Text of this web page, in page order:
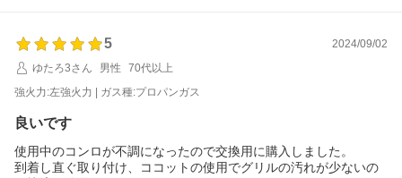
5
2024/09/02
ゆたろ3さん
男性
70代以上
強火力:左強火力 | ガス種:プロパンガス
良いです
使用中のコンロが不調になったので交換用に購入しました。
到着し直ぐ取り付け、ココットの使用でグリルの汚れが少ないの